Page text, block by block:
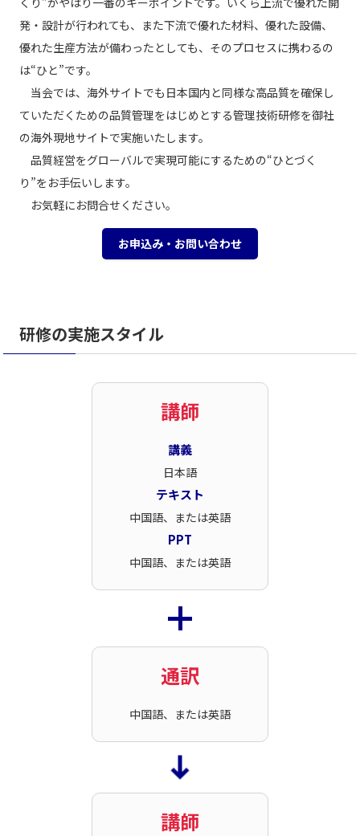
発・設計が行われても、また下流で優れた材料、優れた設備、
優れた生産方法が備わったとしても、そのプロセスに携わるの
は“ひと”です。
当会では、海外サイトでも日本国内と同様な高品質を確保し
ていただくための品質管理をはじめとする管理技術研修を御社
の海外現地サイトで実施いたします。
品質経営をグローバルで実現可能にするための“ひとづく
り”をお手伝いします。
お気軽にお問合せください。
お申込み・お問い合わせ
研修の実施スタイル
講師
講義
日本語
テキスト
中国語、または英語
PPT
中国語、または英語
通訳
中国語、または英語
講師